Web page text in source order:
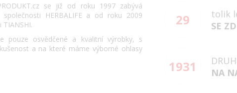
se již od roku 1997 zabývá
HERBALIFE a od roku 2009
pouze osvědčené a kvalitní výrobky, s
a na které máme výborné ohlasy
29
tolik
SE
1931
NA